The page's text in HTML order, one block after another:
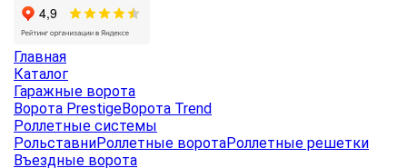
Главная
Каталог
Гаражные ворота
Ворота PrestigeВорота Trend
Роллетные системы
РольставниРоллетные воротаРоллетные решетки
Въездные ворота